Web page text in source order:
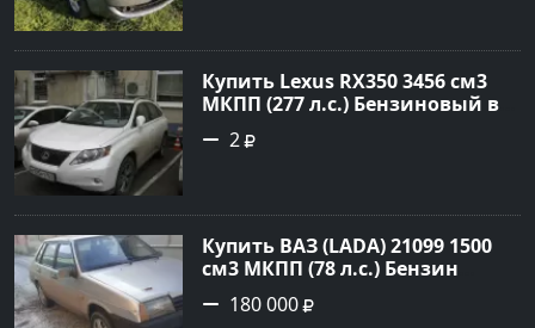
Купить Lexus RX350 3456 см3
МКПП (277 л.с.) Бензиновый в
Краснодар: цвет
Перламутрово-белый
№3746 на сайте Авторынок23
2
Купить ВАЗ (LADA) 21099 1500
см3 МКПП (78 л.с.) Бензин
инжектор в Гостагаевская :
цвет Серебряный Седан 2001
180 000